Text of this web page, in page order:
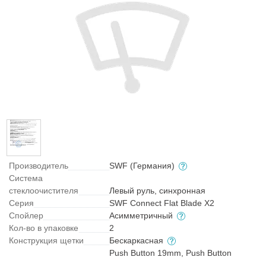
Производитель
SWF (Германия)
Система
стеклоочистителя
Левый руль, синхронная
Серия
SWF Connect Flat Blade X2
Спойлер
Асимметричный
Кол-во в упаковке
2
Конструкция щетки
Бескаркасная
Push Button 19mm, Push Button